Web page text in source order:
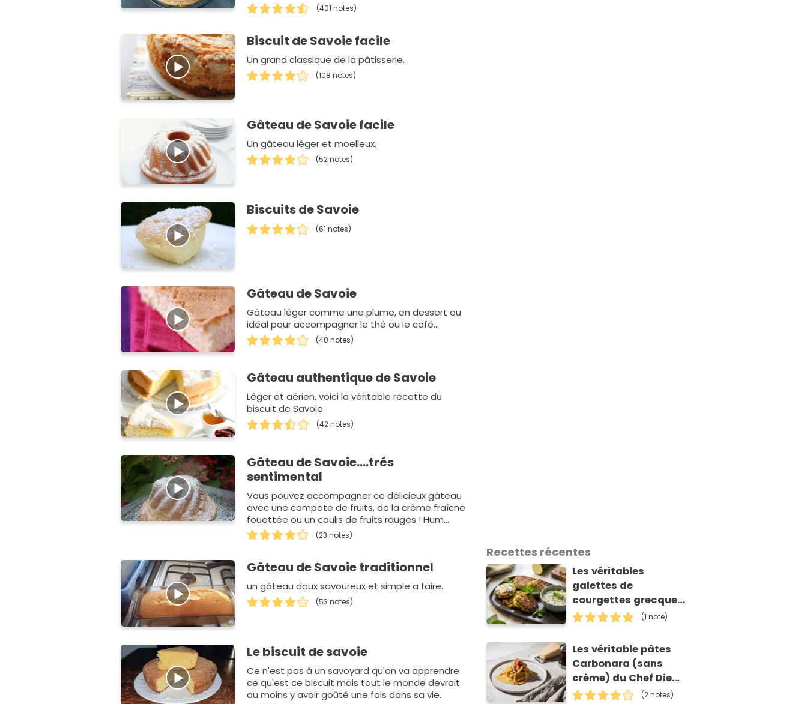
(401 notes)
Biscuit de Savoie facile
Un grand classique de la pâtisserie.
(108 notes)
Gâteau de Savoie facile
Un gâteau léger et moelleux.
(52 notes)
Biscuits de Savoie
(61 notes)
Gâteau de Savoie
Gâteau léger comme une plume, en dessert ou
idéal pour accompagner le thé ou le café...
(40 notes)
Gâteau authentique de Savoie
Léger et aérien, voici la véritable recette du
biscuit de Savoie.
(42 notes)
Gâteau de Savoie....trés
sentimental
Vous pouvez accompagner ce délicieux gâteau
avec une compote de fruits, de la crème fraîcne
fouettée ou un coulis de fruits rouges ! Hum
c'est bon....
(23 notes)
Gâteau de Savoie traditionnel
un gâteau doux savoureux et simple a faire.
(53 notes)
Le biscuit de savoie
Ce n'est pas à un savoyard qu'on va apprendre
ce qu'est ce biscuit mais tout le monde devrait
au moins y avoir goûté une fois dans sa vie.
Recettes récentes
Les véritables
galettes de
courgettes grecques
(kolokithokeftedes)
(1 note)
Les véritable pâtes
Carbonara (sans
crème) du Chef Diego
Accettulli
(2 notes)